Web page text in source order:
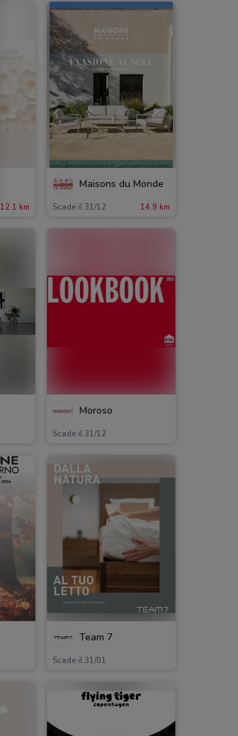
12.1 km
Maisons du Monde
Scade il 31/12 14.9 km
Moroso
Scade il 31/12
Team 7
Scade il 31/01